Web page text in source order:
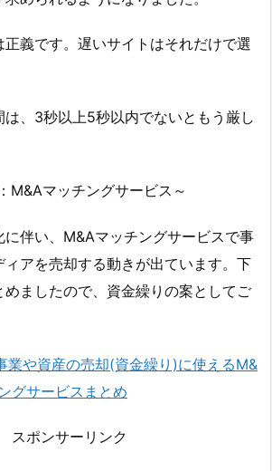
義です。遅いサイトはそれだけで選
は、3秒以上5秒以内でないともう厳し
M&Aマッチングサービス～
伴い、M&Aマッチングサービスで事
アを売却する動きが出ています。下
ましたので、資金繰りの案としてご
や資産の売却(資金繰り)に使えるM&
グサービスまとめ
スポンサーリンク